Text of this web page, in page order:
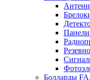
Болларды